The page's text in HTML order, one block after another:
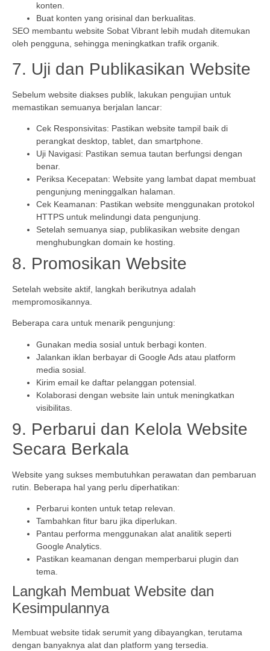
konten.
Buat konten yang orisinal dan berkualitas.
SEO membantu website Sobat Vibrant lebih mudah ditemukan
oleh pengguna, sehingga meningkatkan trafik organik.
7. Uji dan Publikasikan Website
Sebelum website diakses publik, lakukan pengujian untuk
memastikan semuanya berjalan lancar:
Cek Responsivitas: Pastikan website tampil baik di
perangkat desktop, tablet, dan smartphone.
Uji Navigasi: Pastikan semua tautan berfungsi dengan
benar.
Periksa Kecepatan: Website yang lambat dapat membuat
pengunjung meninggalkan halaman.
Cek Keamanan: Pastikan website menggunakan protokol
HTTPS untuk melindungi data pengunjung.
Setelah semuanya siap, publikasikan website dengan
menghubungkan domain ke hosting.
8. Promosikan Website
Setelah website aktif, langkah berikutnya adalah
mempromosikannya.
Beberapa cara untuk menarik pengunjung:
Gunakan media sosial untuk berbagi konten.
Jalankan iklan berbayar di Google Ads atau platform
media sosial.
Kirim email ke daftar pelanggan potensial.
Kolaborasi dengan website lain untuk meningkatkan
visibilitas.
9. Perbarui dan Kelola Website
Secara Berkala
Website yang sukses membutuhkan perawatan dan pembaruan
rutin. Beberapa hal yang perlu diperhatikan:
Perbarui konten untuk tetap relevan.
Tambahkan fitur baru jika diperlukan.
Pantau performa menggunakan alat analitik seperti
Google Analytics.
Pastikan keamanan dengan memperbarui plugin dan
tema.
Langkah Membuat Website dan
Kesimpulannya
Membuat website tidak serumit yang dibayangkan, terutama
dengan banyaknya alat dan platform yang tersedia.